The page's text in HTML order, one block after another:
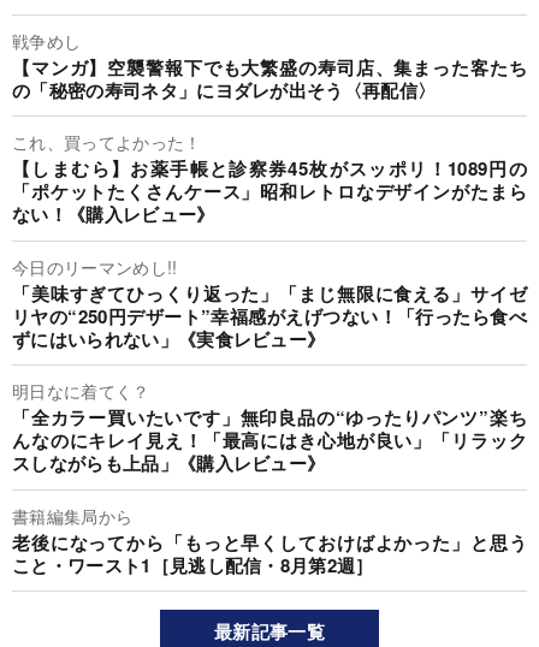
戦争めし
【マンガ】空襲警報下でも大繁盛の寿司店、集まった客たち
の「秘密の寿司ネタ」にヨダレが出そう〈再配信〉
これ、買ってよかった！
【しまむら】お薬手帳と診察券45枚がスッポリ！1089円の
「ポケットたくさんケース」昭和レトロなデザインがたまら
ない！《購入レビュー》
今日のリーマンめし!!
「美味すぎてひっくり返った」「まじ無限に食える」サイゼ
リヤの“250円デザート”幸福感がえげつない！「行ったら食べ
ずにはいられない」《実食レビュー》
明日なに着てく？
「全カラー買いたいです」無印良品の“ゆったりパンツ”楽ち
んなのにキレイ見え！「最高にはき心地が良い」「リラック
スしながらも上品」《購入レビュー》
書籍編集局から
老後になってから「もっと早くしておけばよかった」と思う
こと・ワースト1［見逃し配信・8月第2週］
最新記事一覧